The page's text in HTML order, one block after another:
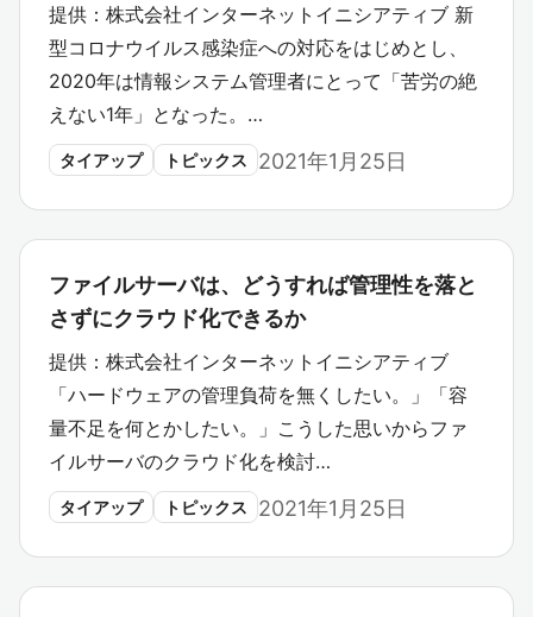
提供：株式会社インターネットイニシアティブ 新
型コロナウイルス感染症への対応をはじめとし、
2020年は情報システム管理者にとって「苦労の絶
えない1年」となった。…
タイアップ トピックス 2021年1月25日
ファイルサーバは、どうすれば管理性を落と
さずにクラウド化できるか
提供：株式会社インターネットイニシアティブ
「ハードウェアの管理負荷を無くしたい。」「容
量不足を何とかしたい。」こうした思いからファ
イルサーバのクラウド化を検討…
タイアップ トピックス 2021年1月25日